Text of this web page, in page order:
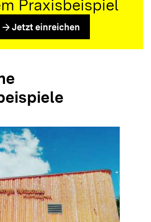
Praxisbeispiel
arrow_forward Jetzt einreichen